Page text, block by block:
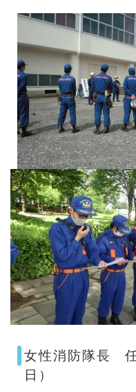
女性消防隊長
日）